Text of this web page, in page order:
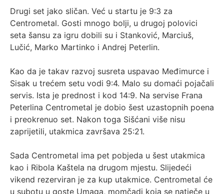
Drugi set jako sličan. Već u startu je 9:3 za
Centrometal. Gosti mnogo bolji, u drugoj polovici
seta šansu za igru dobili su i Stanković, Marciuš,
Lučić, Marko Martinko i Andrej Peterlin.
Kao da je takav razvoj susreta uspavao Međimurce i
Sisak u trećem setu vodi 9:4. Malo su domaći pojačali
servis. Ista je prednost i kod 14:9. Na servise Frana
Peterlina Centrometal je dobio šest uzastopnih poena
i preokrenuo set. Nakon toga Sišćani više nisu
zaprijetili, utakmica završava 25:21.
Sada Centrometal ima pet pobjeda u šest utakmica
kao i Ribola Kaštela na drugom mjestu. Slijedeći
vikend rezerviran je za kup utakmice. Centrometal će
u subotu u goste Umaga, momčadi koja se natječe u